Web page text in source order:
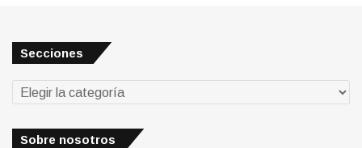
Secciones
Secciones
Sobre nosotros